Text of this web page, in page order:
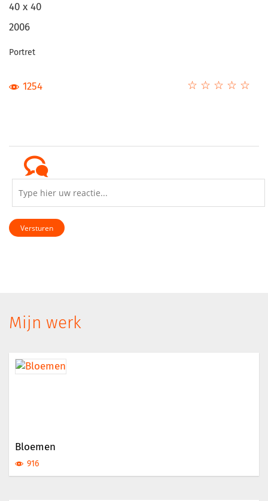
40 x 40
2006
Portret
☆ ☆ ☆ ☆ ☆
★ ★ ★ ★ ★
1254
Versturen
Mijn werk
Bloemen
916